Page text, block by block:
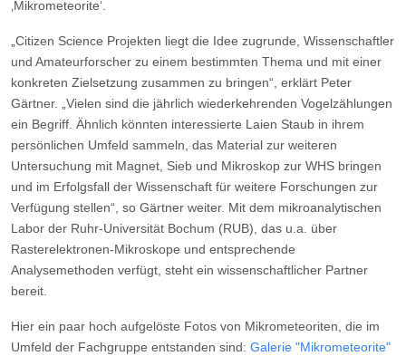
‚Mikrometeorite‘.
„Citizen Science Projekten liegt die Idee zugrunde, Wissenschaftler
und Amateurforscher zu einem bestimmten Thema und mit einer
konkreten Zielsetzung zusammen zu bringen“, erklärt Peter
Gärtner. „Vielen sind die jährlich wiederkehrenden Vogelzählungen
ein Begriff. Ähnlich könnten interessierte Laien Staub in ihrem
persönlichen Umfeld sammeln, das Material zur weiteren
Untersuchung mit Magnet, Sieb und Mikroskop zur WHS bringen
und im Erfolgsfall der Wissenschaft für weitere Forschungen zur
Verfügung stellen“, so Gärtner weiter. Mit dem mikroanalytischen
Labor der Ruhr-Universität Bochum (RUB), das u.a. über
Rasterelektronen-Mikroskope und entsprechende
Analysemethoden verfügt, steht ein wissenschaftlicher Partner
bereit.
Hier ein paar hoch aufgelöste Fotos von Mikrometeoriten, die im
Umfeld der Fachgruppe entstanden sind: Galerie "Mikrometeorite"